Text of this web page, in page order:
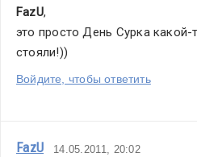
FazU,
это просто День Сурка
стояли!))
Войдите, чтобы ответить
FazU 14.05.2011, 20:02